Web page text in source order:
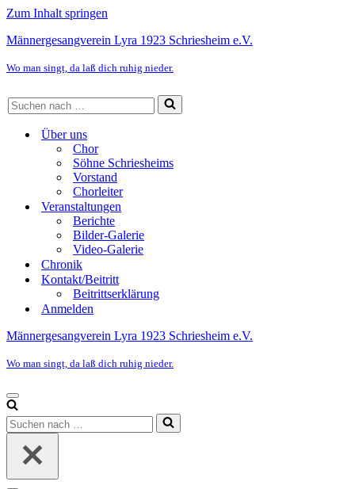
Zum Inhalt springen
Männergesangverein Lyra 1923 Schriesheim e.V.
Wo man singt, da laß dich ruhig nieder.
Suchen
nach …
Über uns
Chor
Söhne Schriesheims
Vorstand
Chorleiter
Veranstaltungen
Berichte
Bilder-Galerie
Video-Galerie
Chronik
Kontakt/Beitritt
Beitrittserklärung
Anmelden
Männergesangverein Lyra 1923 Schriesheim e.V.
Wo man singt, da laß dich ruhig nieder.
Navigationsmenü
Suchen
nach …